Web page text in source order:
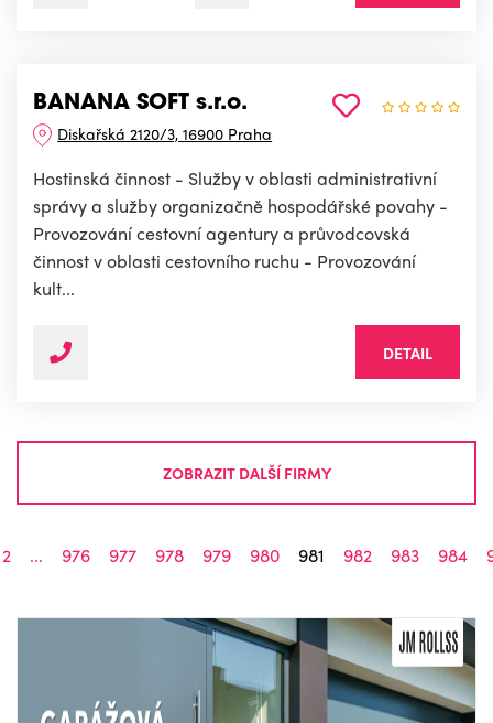
BANANA SOFT s.r.o.
Diskařská 2120/3, 16900 Praha
Hostinská činnost - Služby v oblasti administrativní
správy a služby organizačně hospodářské povahy -
Provozování cestovní agentury a průvodcovská
činnost v oblasti cestovního ruchu - Provozování
kult...
DETAIL
ZOBRAZIT DALŠÍ FIRMY
2 ... 976 977 978 979 980 981 982 983 984